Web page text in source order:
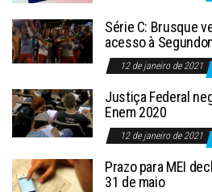
Série C: Brusque
acesso à
12 de janeiro de 2021
Justiça Federal
Enem 2020
12 de janeiro de 2021
Prazo para MEI
31 de maio